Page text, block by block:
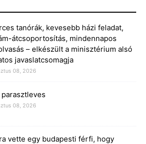
tanórák, kevesebb házi feladat,
átcsoportosítás, mindennapos
– elkészült a minisztérium alsó
javaslatcsomagja
08, 2026
parasztleves
08, 2026
vette egy budapesti férfi, hogy